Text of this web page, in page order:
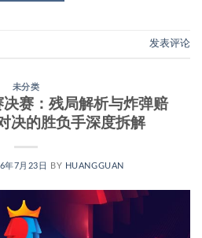
发表评论
未分类
赛：残局解析与炸弹赔
决的胜负手深度拆解
年7月23日 BY HUANGGUAN